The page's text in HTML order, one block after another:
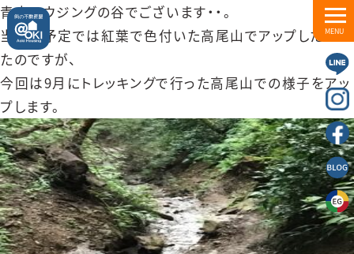
MENU
青木ハウジングの谷でございます・・。
当初の予定では紅葉で色付いた高尾山でアップしたかっ
たのですが、
今回は9月にトレッキングで行った高尾山での様子をアッ
プします。